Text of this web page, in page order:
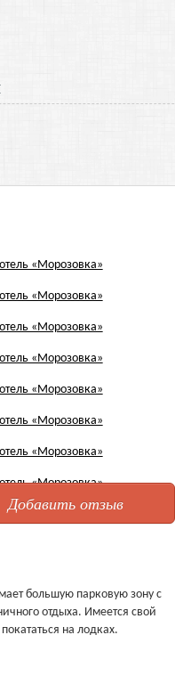
Добавить отзыв
большую парковую зону с
отдыха. Имеется свой
на лодках.